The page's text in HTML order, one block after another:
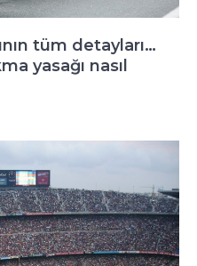
tüm detayları…
yasağı nasıl